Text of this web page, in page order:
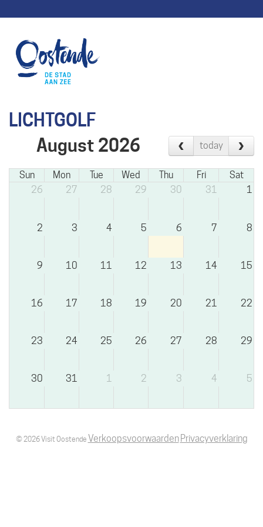
LICHTGOLF
today
August 2026
Sun Mon Tue Wed Thu Fri
Sat
26
27 28 29 30 31 1
2 3 4 5 6 7 8
9 10 11 12 13 14 15
16 17 18 19 20 21 22
23 24 25 26 27 28 29
30 31 1 2 3 4 5
© 2026 Visit Oostende Verkoopsvoorwaarden Privacyverklaring